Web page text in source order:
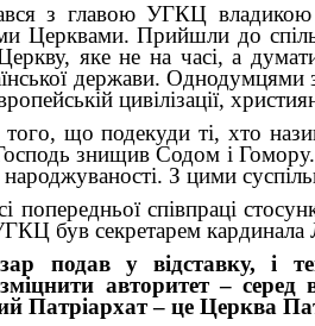
з главою УГКЦ
Церквами. Прийшли до
яке не на часі, а
держави.
цивілізації,
що подекуди ті, хто
знищив Содом і
народжуваності. З цими
попередньої співпраці
був секретарем
подав у відставку, і
авторитет – серед
Патріархат – це Церква